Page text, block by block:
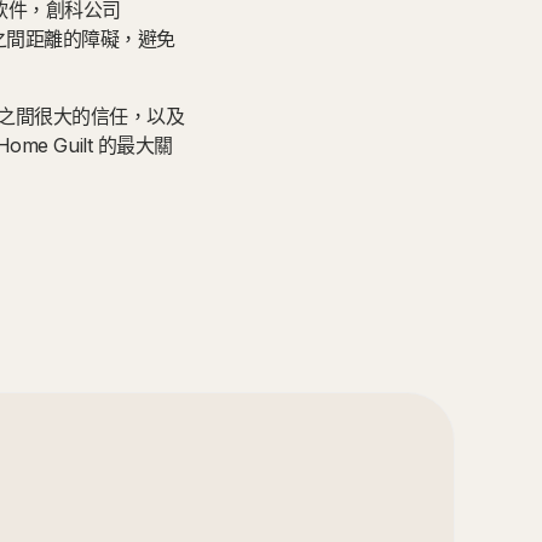
，創科公司
距離的障礙，避免
間很大的信任，以及
Guilt 的最大關